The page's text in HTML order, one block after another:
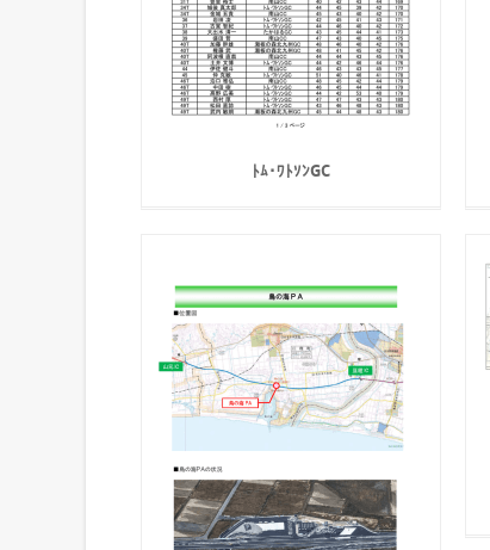
ﾄﾑ･ﾜﾄｿﾝGC